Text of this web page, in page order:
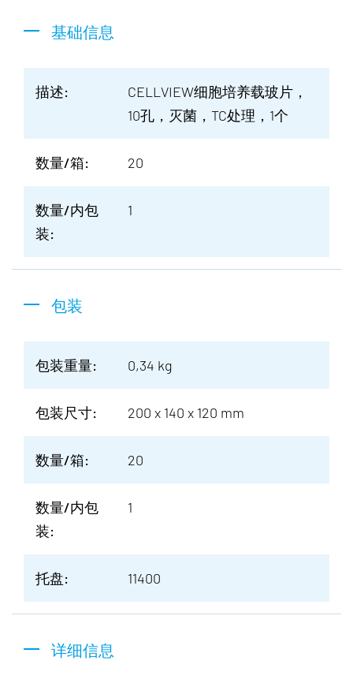
基础信息
描述:
CELLVIEW细胞培养载玻片，
10孔，灭菌，TC处理，1个
数量/箱: 20
数量/内包
装:
1
包装
包装重量: 0,34 kg
包装尺寸: 200 x 140 x 120 mm
数量/箱: 20
数量/内包
装:
1
托盘: 11400
详细信息